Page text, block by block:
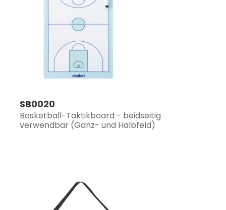
SB0020
Basketball-Taktikboard - beidseitig
verwendbar (Ganz- und Halbfeld)